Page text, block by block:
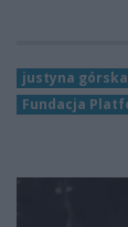
justyna
Fundacja